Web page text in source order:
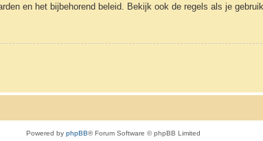
en het bijbehorend beleid. Bekijk ook de regels als je
Powered by phpBB® Forum Software © phpBB Limited